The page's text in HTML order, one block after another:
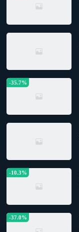
-10.3%